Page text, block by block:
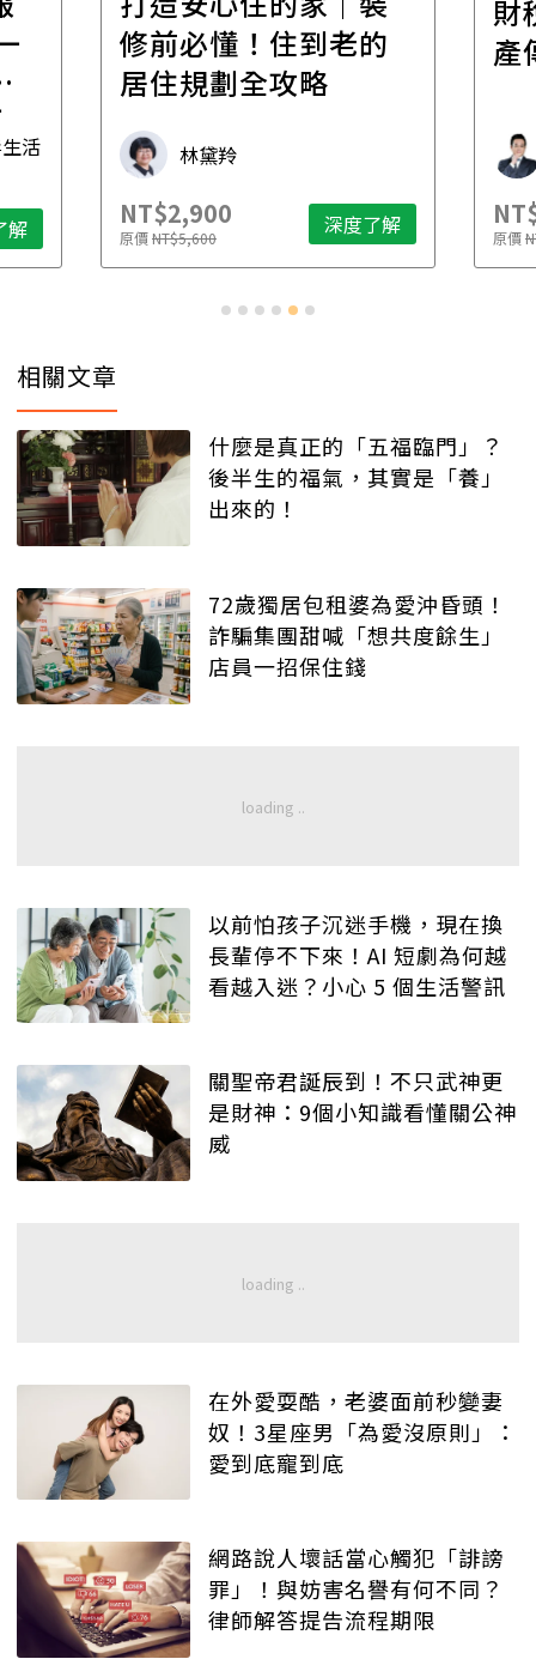
活
解
修前必懂！住到老的
居住規劃全攻略
林黛羚
NT$2,900
原價NT$5,600 深度了解
財
產
原價
相關文章
什麼是真正的「五福臨門」？
後半生的福氣，其實是「養」
出來的！
72歲獨居包租婆為愛沖昏頭！
詐騙集團甜喊「想共度餘生」
店員一招保住錢
以前怕孩子沉迷手機，現在換
長輩停不下來！AI 短劇為何越
看越入迷？小心 5 個生活警訊
關聖帝君誕辰到！不只武神更
是財神：9個小知識看懂關公神
威
在外愛耍酷，老婆面前秒變妻
奴！3星座男「為愛沒原則」：
愛到底寵到底
網路說人壞話當心觸犯「誹謗
罪」！與妨害名譽有何不同？
律師解答提告流程期限